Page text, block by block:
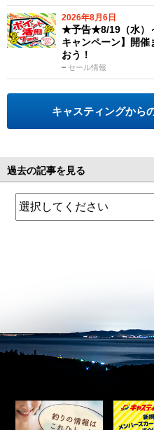
2026年8月6日
セール情報
★予告★8/19（水）
キャンペーン】開催
おう！
キャスティングから
過去の記事を見る